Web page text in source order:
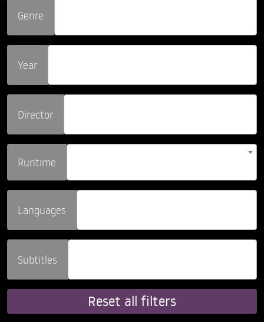
Genre
Year
Director
Runtime
Languages
Subtitles
Reset all filters